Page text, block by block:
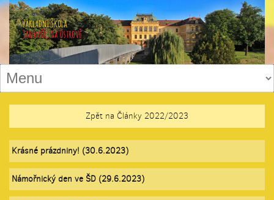
Zpět na Články 2022/2023
Krásné prázdniny! (30.6.2023)
Námořnický den ve ŠD (29.6.2023)